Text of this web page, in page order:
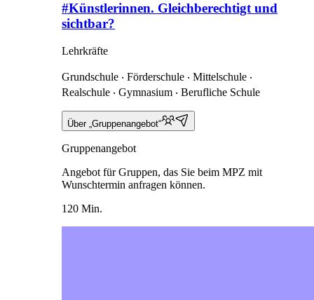
#Künstlerinnen. Gleichberechtigt und
sichtbar?
Lehrkräfte
Grundschule ‧ Förderschule ‧ Mittelschule ‧
Realschule ‧ Gymnasium ‧ Berufliche Schule
Über „Gruppenangebot“
Gruppenangebot
Angebot für Gruppen, das Sie beim MPZ mit
Wunschtermin anfragen können.
120 Min.